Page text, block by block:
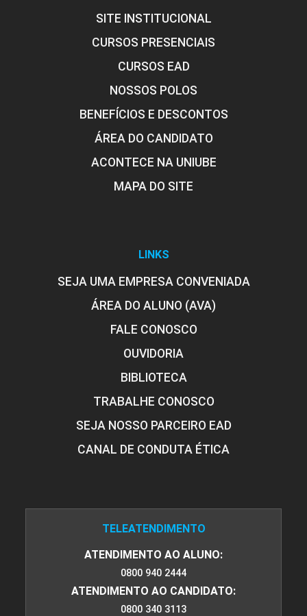
SITE INSTITUCIONAL
CURSOS PRESENCIAIS
CURSOS EAD
NOSSOS POLOS
BENEFÍCIOS E DESCONTOS
ÁREA DO CANDIDATO
ACONTECE NA UNIUBE
MAPA DO SITE
LINKS
SEJA UMA EMPRESA CONVENIADA
ÁREA DO ALUNO (AVA)
FALE CONOSCO
OUVIDORIA
BIBLIOTECA
TRABALHE CONOSCO
SEJA NOSSO PARCEIRO EAD
CANAL DE CONDUTA ÉTICA
TELEATENDIMENTO
ATENDIMENTO AO ALUNO:
0800 940 2444
ATENDIMENTO AO CANDIDATO:
0800 340 3113